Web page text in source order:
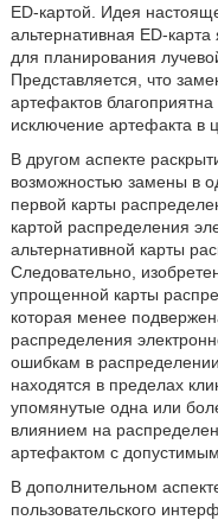
ED-картой. Идея
альтернативная ED-
для планирования
Представляется, что
артефактов
исключение артефакта в
В другом аспекте
возможностью замены в
первой карты
картой распределения
альтернативной карты
Следовательно,
упрощенной карты
которая менее
распределения
ошибкам в
находятся в пределах
упомянутые одна или
влиянием на
артефактом с
В дополнительном
пользовательского